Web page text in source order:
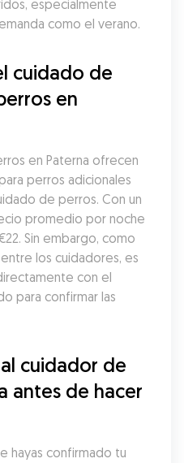
especialmente
como el verano.
cuidado de
en
en Paterna ofrecen
perros adicionales
de perros. Con un
promedio por noche
Sin embargo, como
los cuidadores, es
con el
para confirmar las
cuidador de
antes de hacer
hayas confirmado tu